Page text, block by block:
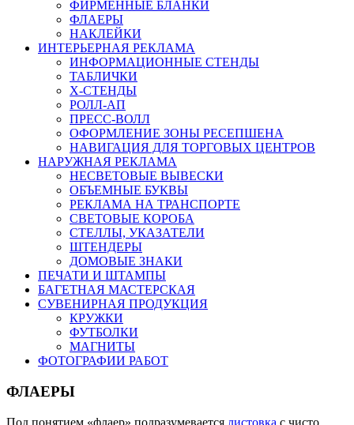
ФИРМЕННЫЕ БЛАНКИ
ФЛАЕРЫ
НАКЛЕЙКИ
ИНТЕРЬЕРНАЯ РЕКЛАМА
ИНФОРМАЦИОННЫЕ СТЕНДЫ
ТАБЛИЧКИ
X-СТЕНДЫ
РОЛЛ-АП
ПРЕСС-ВОЛЛ
ОФОРМЛЕНИЕ ЗОНЫ РЕСЕПШЕНА
НАВИГАЦИЯ ДЛЯ ТОРГОВЫХ ЦЕНТРОВ
НАРУЖНАЯ РЕКЛАМА
НЕСВЕТОВЫЕ ВЫВЕСКИ
ОБЪЕМНЫЕ БУКВЫ
РЕКЛАМА НА ТРАНСПОРТЕ
СВЕТОВЫЕ КОРОБА
СТЕЛЛЫ, УКАЗАТЕЛИ
ШТЕНДЕРЫ
ДОМОВЫЕ ЗНАКИ
ПЕЧАТИ И ШТАМПЫ
БАГЕТНАЯ МАСТЕРСКАЯ
СУВЕНИРНАЯ ПРОДУКЦИЯ
КРУЖКИ
ФУТБОЛКИ
МАГНИТЫ
ФОТОГРАФИИ РАБОТ
ФЛАЕРЫ
Под понятием «флаер» подразумевается листовка с чисто